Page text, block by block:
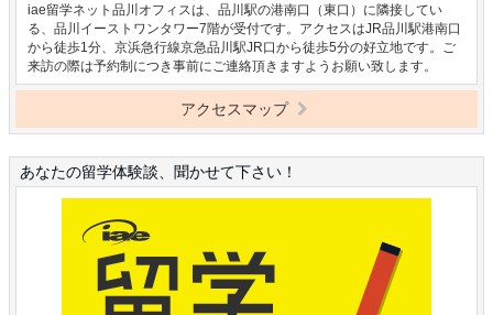
iae留学ネット品川オフィスは、品川駅の港南口（東口）に隣接してい
る、品川イーストワンタワー7階が受付です。アクセスはJR品川駅港南口
から徒歩1分、京浜急行線京急品川駅JR口から徒歩5分の好立地です。ご
来訪の際は予約制につき事前にご連絡頂きますようお願い致します。
アクセスマップ
あなたの留学体験談、聞かせて下さい！